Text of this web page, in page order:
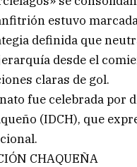
estuvo
definida que
desde el
claras de gol.
fue celebrada por
(IDCH), que
CHAQUEÑA